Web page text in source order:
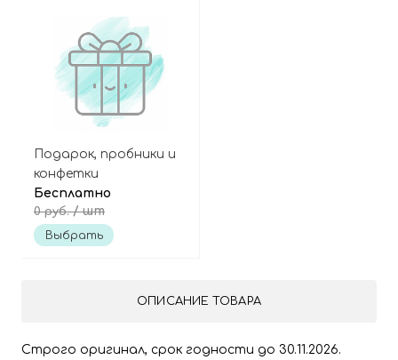
Подарок, пробники и
конфетки
Бесплатно
0 руб./ шт
Выбрать
ОПИСАНИЕ ТОВАРА
Строго оригинал, срок годности до 30.11.2026.